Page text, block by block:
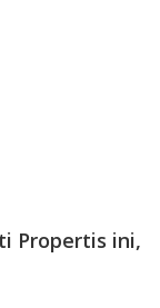
Propertis ini,